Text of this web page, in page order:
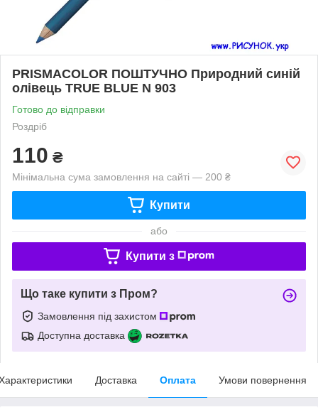
PRISMACOLOR ПОШТУЧНО Природний синій
олівець TRUE BLUE N 903
Готово до відправки
Роздріб
110 ₴
Мінімальна сума замовлення на сайті — 200 ₴
Купити
або
Купити з
Що таке купити з Пром?
Замовлення під захистом
Доступна доставка
Доставка Оплата Умови повернення